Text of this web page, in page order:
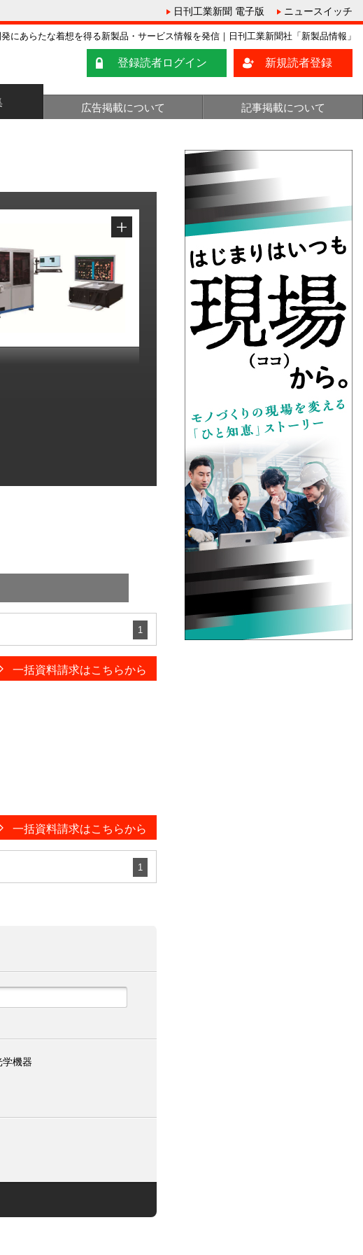
日刊工業新聞 電子版 ニュースイッチ
にあらたな着想を得る新製品・サービス情報を発信｜日刊工業新聞社「新製品情報」
登録読者ログイン 新規読者登録
広告掲載について 記事掲載について
1
一括資料請求はこちらから
一括資料請求はこちらから
1
学機器